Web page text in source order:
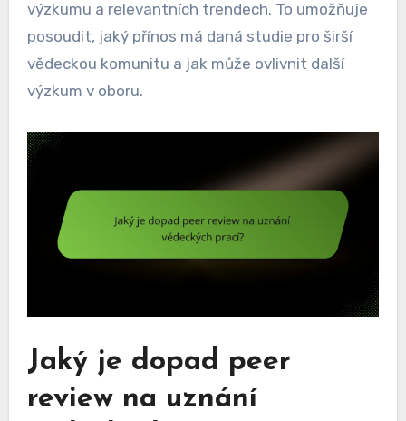
výzkumu a relevantních trendech. To umožňuje
posoudit, jaký přínos má daná studie pro širší
vědeckou komunitu a jak může ovlivnit další
výzkum v oboru.
Jaký je dopad peer
review na uznání